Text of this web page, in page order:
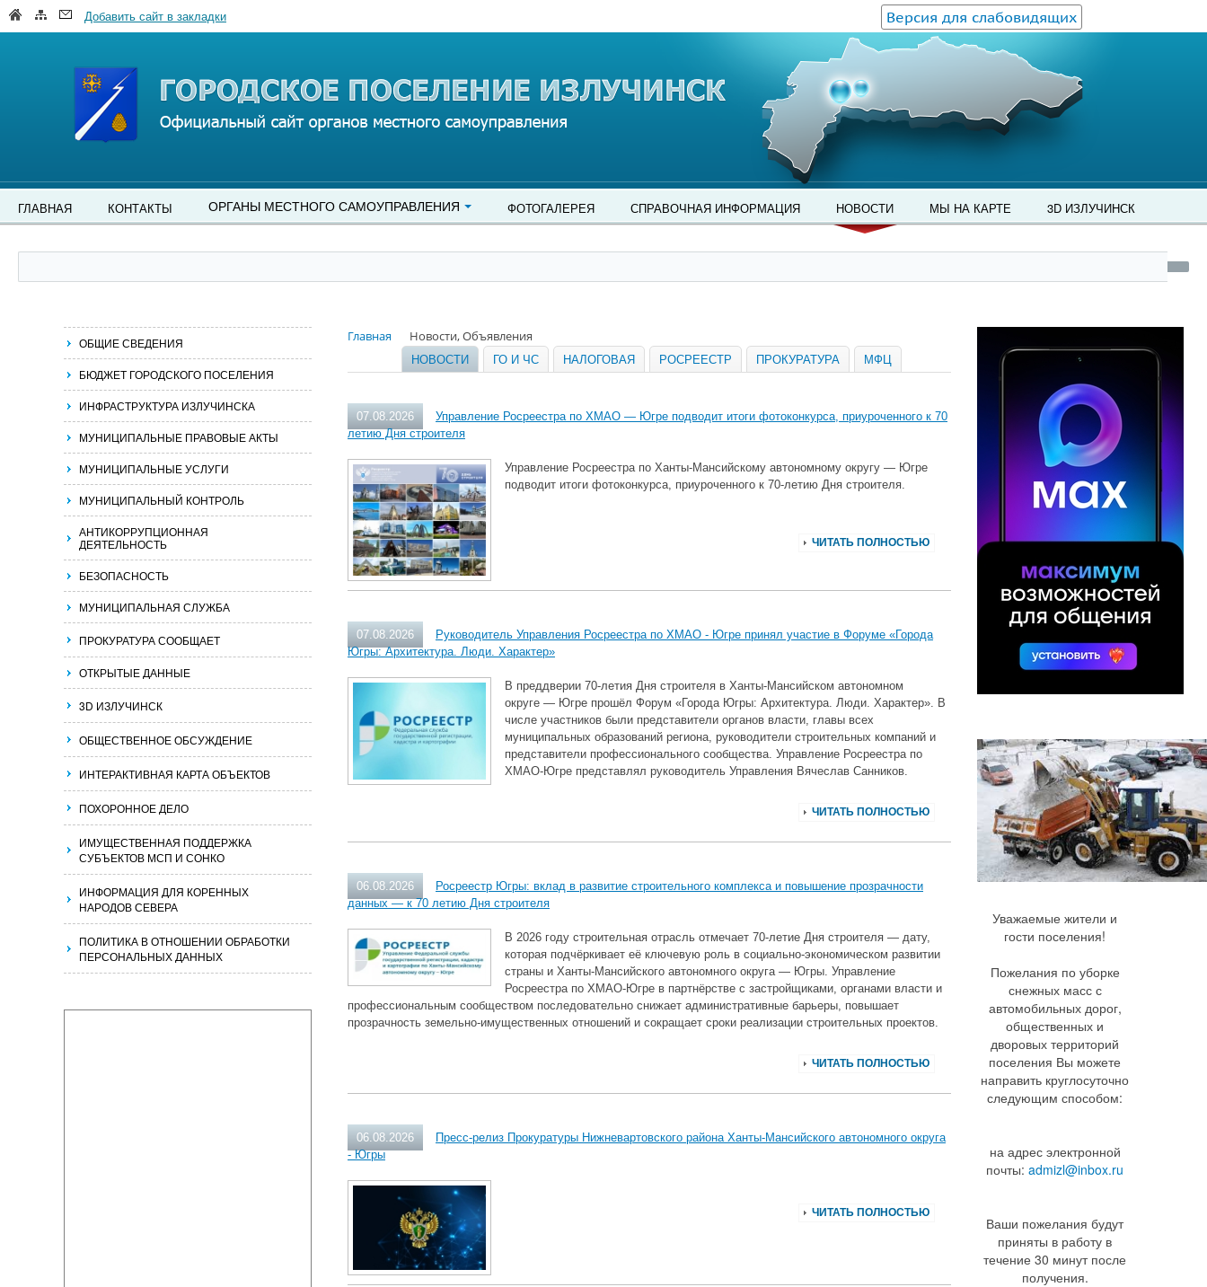
Версия для слабовидящих
Добавить сайт в закладки
ГЛАВНАЯ КОНТАКТЫ ОРГАНЫ МЕСТНОГО САМОУПРАВЛЕНИЯ ФОТОГАЛЕРЕЯ СПРАВОЧНАЯ ИНФОРМАЦИЯ НОВОСТИ МЫ НА КАРТЕ 3D ИЗЛУЧИНСК
Главная Новости, Объявления
НОВОСТИ ГО И ЧС НАЛОГОВАЯ РОСРЕЕСТР ПРОКУРАТУРА МФЦ
07.08.2026
Управление Росреестра по ХМАО — Югре подводит итоги фотоконкурса, приуроченного к 70
летию Дня строителя
Управление Росреестра по Ханты‑Мансийскому автономному округу — Югре
подводит итоги фотоконкурса, приуроченного к 70‑летию Дня строителя.
ЧИТАТЬ ПОЛНОСТЬЮ
07.08.2026
Руководитель Управления Росреестра по ХМАО - Югре принял участие в Форуме «Города
Югры: Архитектура. Люди. Характер»
В преддверии 70‑летия Дня строителя в Ханты‑Мансийском автономном
округе — Югре прошёл Форум «Города Югры: Архитектура. Люди. Характер». В
числе участников были представители органов власти, главы всех
муниципальных образований региона, руководители строительных компаний и
представители профессионального сообщества. Управление Росреестра по
ХМАО‑Югре представлял руководитель Управления Вячеслав Санников.
ЧИТАТЬ ПОЛНОСТЬЮ
06.08.2026
Росреестр Югры: вклад в развитие строительного комплекса и повышение прозрачности
данных — к 70 летию Дня строителя
В 2026 году строительная отрасль отмечает 70‑летие Дня строителя — дату,
которая подчёркивает её ключевую роль в социально‑экономическом развитии
страны и Ханты‑Мансийского автономного округа — Югры. Управление
Росреестра по ХМАО‑Югре в партнёрстве с застройщиками, органами власти и
профессиональным сообществом последовательно снижает административные барьеры, повышает
прозрачность земельно‑имущественных отношений и сокращает сроки реализации строительных проектов.
ЧИТАТЬ ПОЛНОСТЬЮ
06.08.2026
Пресс-релиз Прокуратуры Нижневартовского района Ханты-Мансийского автономного округа
- Югры
ЧИТАТЬ ПОЛНОСТЬЮ
ОБЩИЕ СВЕДЕНИЯ
БЮДЖЕТ ГОРОДСКОГО ПОСЕЛЕНИЯ
ИНФРАСТРУКТУРА ИЗЛУЧИНСКА
МУНИЦИПАЛЬНЫЕ ПРАВОВЫЕ АКТЫ
МУНИЦИПАЛЬНЫЕ УСЛУГИ
МУНИЦИПАЛЬНЫЙ КОНТРОЛЬ
АНТИКОРРУПЦИОННАЯ
ДЕЯТЕЛЬНОСТЬ
БЕЗОПАСНОСТЬ
МУНИЦИПАЛЬНАЯ СЛУЖБА
ПРОКУРАТУРА СООБЩАЕТ
ОТКРЫТЫЕ ДАННЫЕ
3D ИЗЛУЧИНСК
ОБЩЕСТВЕННОЕ ОБСУЖДЕНИЕ
ИНТЕРАКТИВНАЯ КАРТА ОБЪЕКТОВ
ПОХОРОННОЕ ДЕЛО
ИМУЩЕСТВЕННАЯ ПОДДЕРЖКА
СУБЪЕКТОВ МСП И СОНКО
ИНФОРМАЦИЯ ДЛЯ КОРЕННЫХ
НАРОДОВ СЕВЕРА
ПОЛИТИКА В ОТНОШЕНИИ ОБРАБОТКИ
ПЕРСОНАЛЬНЫХ ДАННЫХ
Уважаемые жители и
гости поселения!
Пожелания по уборке
снежных масс с
автомобильных дорог,
общественных и
дворовых территорий
поселения Вы можете
направить круглосуточно
следующим способом:
на адрес электронной
почты:admizl@inbox.ru
Ваши пожелания будут
приняты в работу в
течение 30 минут после
получения.